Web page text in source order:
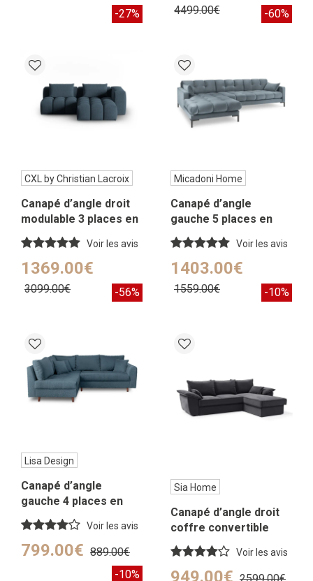
-27%
4499.00€ -60%
CXL by Christian Lacroix
Canapé d’angle droit
modulable 3 places en
tissu structurel bleu
foncé
Voir les avis
1369.00€
3099.00€ -56%
Micadoni Home
Canapé d’angle
gauche 5 places en
tissu velours bleu clair
Voir les avis
1403.00€
1559.00€ -10%
Lisa Design
Canapé d’angle
gauche 4 places en
tissu bouclette bleu
nuit
Voir les avis
799.00€ 889.00€
-10%
Sia Home
Canapé d’angle droit
coffre convertible
velours gris graphite
257cm
Voir les avis
949.00€ 2599.00€